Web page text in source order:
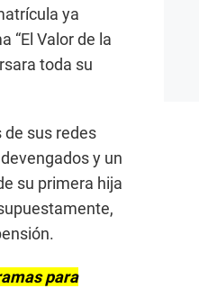
ya
“El Valor de la
toda su
sus redes
y un
su primera hija
para